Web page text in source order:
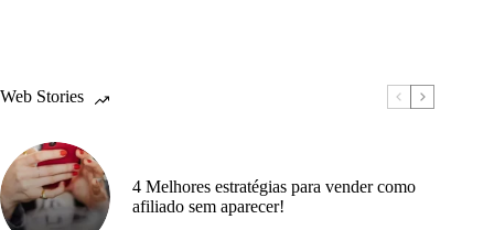
Web Stories
4 Melhores estratégias para vender como
afiliado sem aparecer!